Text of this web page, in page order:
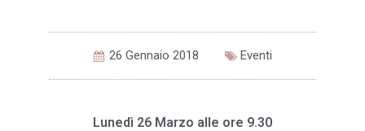
26 Gennaio 2018 Eventi
Lunedì 26 Marzo alle ore 9.30